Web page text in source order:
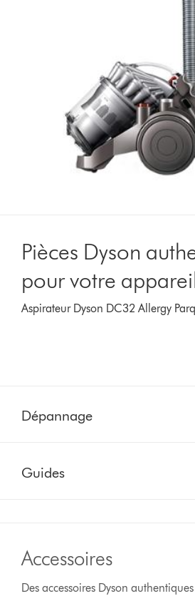
Pièces Dyson
pour votre
Aspirateur Dyson DC32 Allergy
Dépannage
Guides
Accessoires
Des accessoires Dyson